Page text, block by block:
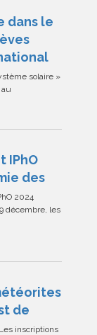
dans le
solaire »
au
IPhO
des
2024
décembre, les
de
Les inscriptions